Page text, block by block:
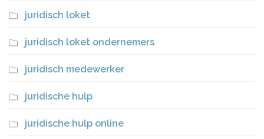
juridisch loket
juridisch loket ondernemers
juridisch medewerker
juridische hulp
juridische hulp online